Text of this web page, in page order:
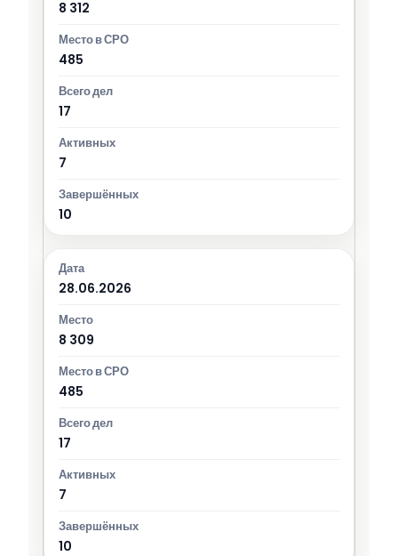
8 312
485
17
7
10
28.06.2026
8 309
485
17
7
10